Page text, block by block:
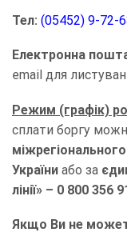
Тел: (05452) 9-72-
Електронна
email для
Режим (графік)
сплати боргу
України або за
лінії» – 0 800 356
Якщо Ви не